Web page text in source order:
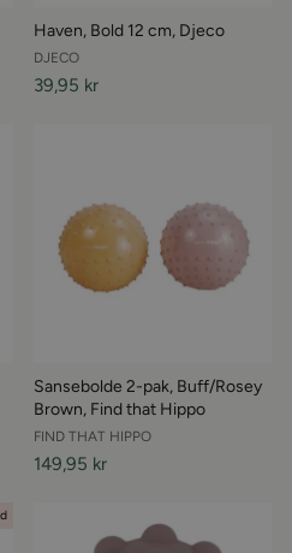
Haven, Bold 12 cm, Djeco
DJECO
39,95 kr
Sansebolde 2-pak, Buff/Rosey
Brown, Find that Hippo
FIND THAT HIPPO
149,95 kr